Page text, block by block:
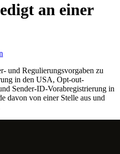
an einer
und Regulierungsvorgaben zu
in den USA, Opt-out-
Sender-ID-Vorabregistrierung in
davon von einer Stelle aus und